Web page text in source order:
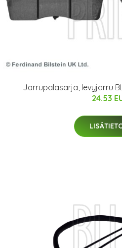
Jarrupalasarja, levyjarru
24.53